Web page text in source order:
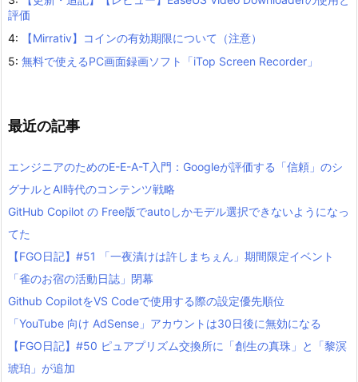
評価
4:
【Mirrativ】コインの有効期限について（注意）
5: 無料で使えるPC画面録画ソフト「iTop Screen Recorder」
最近の記事
エンジニアのためのE-E-A-T入門：Googleが評価する「信頼」のシ
グナルとAI時代のコンテンツ戦略
GitHub Copilot の Free版でautoしかモデル選択できないようになっ
てた
【FGO日記】#51 「一夜漬けは許しまちぇん」期間限定イベント
「雀のお宿の活動日誌」閉幕
Github CopilotをVS Codeで使用する際の設定優先順位
「YouTube 向け AdSense」アカウントは30日後に無効になる
【FGO日記】#50 ピュアプリズム交換所に「創生の真珠」と「黎溟
琥珀」が追加